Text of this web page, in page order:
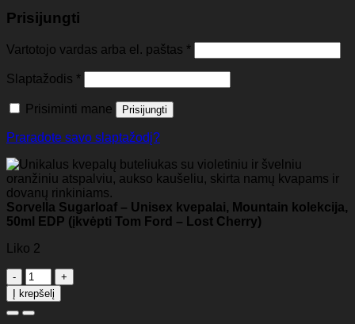
Prisijungti
Vartotojo vardas arba el. paštas *
Slaptažodis *
Prisiminti mane Prisijungti
Praradote savo slaptažodį?
Sorvella Sugarloaf – Unisex kvepalai, Mountain kolekcija,
50ml EDP (įkvėpti Tom Ford – Lost Cherry)
Liko 2
produkto
kiekis:
Sorvella
Sugarloaf
Į krepšelį